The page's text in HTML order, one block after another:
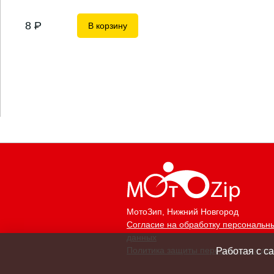
8 P В корзину
МотоЗип , Нижний Новгород
Согласие на обработку
данных
Политика защиты персональных
Работая с